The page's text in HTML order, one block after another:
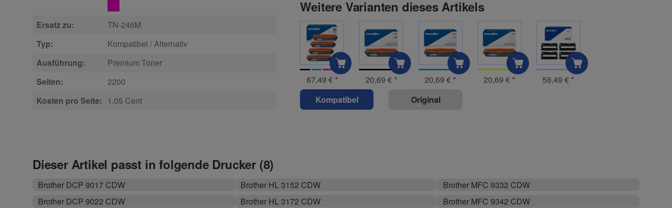
Ersatz zu:
TN-246M
Typ:
Kompatibel / Alternativ
Ausführung:
Premium Toner
Seiten:
2200
Kosten pro Seite:
1.05 Cent
Weitere Varianten dieses Artikels
67,49 € * 20,69 € * 20,69 € * 20,69 € * 58,49 € *
Kompatibel
Original
Dieser Artikel passt in folgende Drucker (8)
Brother DCP 9017 CDW
Brother DCP 9022 CDW
Brother HL 3152 CDW
Brother HL 3172 CDW
Brother MFC 9332 CDW
Brother MFC 9342 CDW